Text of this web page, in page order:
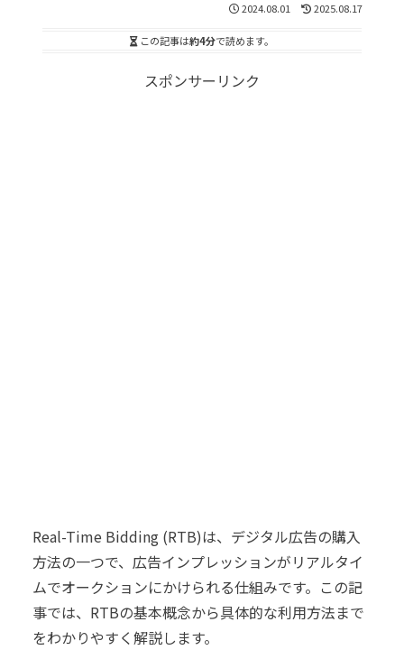
2024.08.01 2025.08.17
この記事は約4分で読めます。
スポンサーリンク
Real-Time Bidding (RTB)は、デジタル広告の購入
方法の一つで、広告インプレッションがリアルタイ
ムでオークションにかけられる仕組みです。この記
事では、RTBの基本概念から具体的な利用方法まで
をわかりやすく解説します。